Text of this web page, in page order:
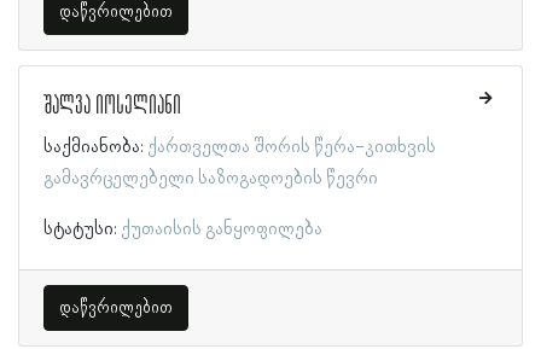
დაწვრილებით
შალვა იოსელიანი
საქმიანობა: ქართველთა შორის წერა-კითხვის
გამავრცელებელი საზოგადოების წევრი
სტატუსი: ქუთაისის განყოფილება
დაწვრილებით